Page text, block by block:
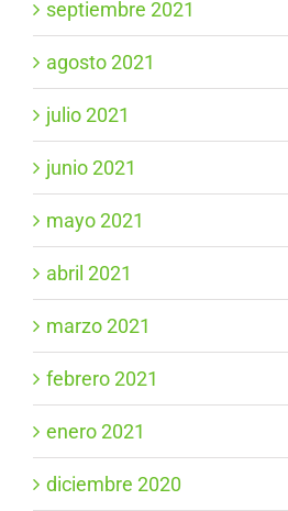
septiembre 2021
agosto 2021
julio 2021
junio 2021
mayo 2021
abril 2021
marzo 2021
febrero 2021
enero 2021
diciembre 2020